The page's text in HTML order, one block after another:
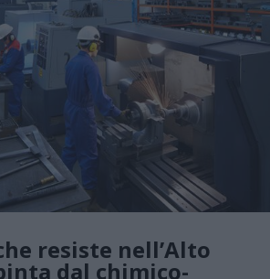
resiste nell’Alto
dal chimico-